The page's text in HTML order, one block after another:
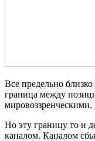
Все предельно
граница между
Но эту границу то и
каналом. Каналом